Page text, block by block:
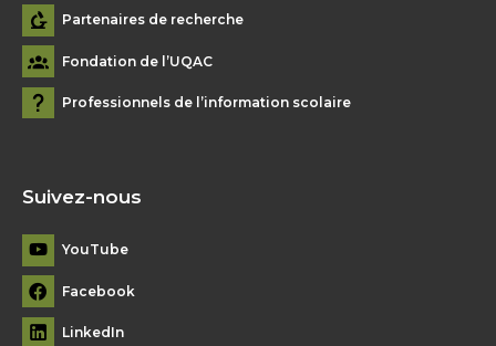
Partenaires de recherche
Fondation de l’UQAC
Professionnels de l’information scolaire
Suivez-nous
YouTube
Facebook
LinkedIn